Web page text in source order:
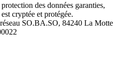
des données garanties,
cryptée et protégée.
SO.BA.SO, 84240 La Motte